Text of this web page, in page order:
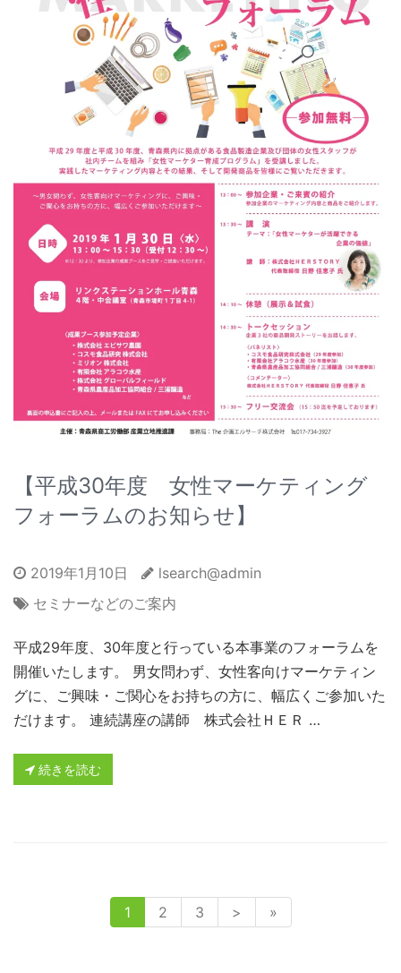
【平成30年度 女性マーケティング
フォーラムのお知らせ】
2019年1月10日
lsearch@admin
セミナーなどのご案内
平成29年度、30年度と行っている本事業のフォーラムを
開催いたします。 男女問わず、女性客向けマーケティン
グに、ご興味・ご関心をお持ちの方に、幅広くご参加いた
だけます。 連続講座の講師 株式会社ＨＥＲ …
続きを読む
1 2 3 > »